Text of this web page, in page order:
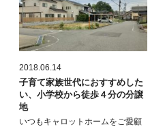
2018.06.14
子育て家族世代におすすめした
い、小学校から徒歩４分の分譲
地
いつもキャロットホームをご愛顧